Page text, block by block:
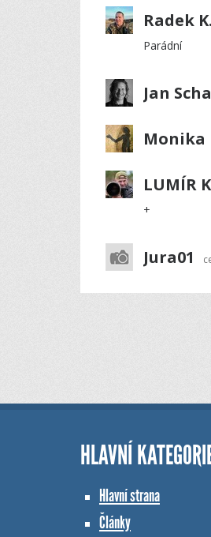
Radek K.
Parádní
Jan
Monika
LUMÍR
+
Jura01
HLAVNÍ
Hlavní strana
Články